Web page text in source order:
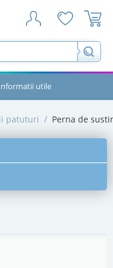
utile
patuturi / Perna de